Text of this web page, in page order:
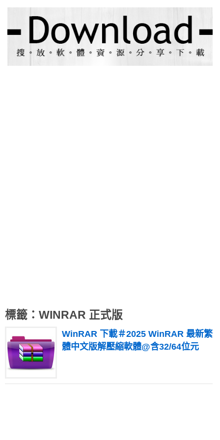
標籤：WINRAR 正式版
WinRAR 下載＃2025 WinRAR 最新繁
體中文版解壓縮軟體@含32/64位元